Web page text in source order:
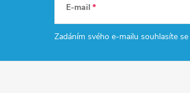
E-mail
Zadáním svého e-mailu souhlasíte se